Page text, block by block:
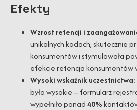
Efekty
Wzrost retencji i
unikalnych kodach, skutecznie
konsumentów i stymulowała
efekcie retencja konsumentów
Wysoki wskaźnik uczestnictwa:
było wysokie – formularz
wypełniło ponad40%